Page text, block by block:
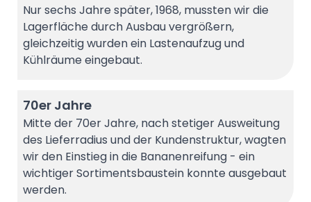
Nur sechs Jahre später, 1968, mussten wir die
Lagerfläche durch Ausbau vergrößern,
gleichzeitig wurden ein Lastenaufzug und
Kühlräume eingebaut.
70er Jahre
Mitte der 70er Jahre, nach stetiger Ausweitung
des Lieferradius und der Kundenstruktur, wagten
wir den Einstieg in die Bananenreifung - ein
wichtiger Sortimentsbaustein konnte ausgebaut
werden.